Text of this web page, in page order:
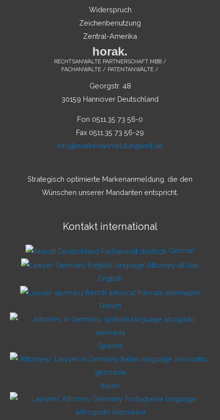
Widerspruch
Zeichenbenutzung
Zentral-Amerika
horak.
RECHTSANWÄLTE PARTNERSCHAFT MBB /
FACHANWÄLTE / PATENTANWÄLTE /
Georgstr. 48
30159 Hannover Deutschland
Fon 0511.35 73 56-0
Fax 0511.35 73 56-29
info@markenanmeldungwelt.de
Strategisch optimierte Markenanmeldung, die den
Wünschen unserer Mandanten entspricht.
Kontakt international
German
English
French
Spanish
Italian